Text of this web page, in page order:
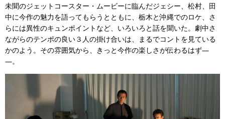
未聞のジェットコースター・ムービーに臨んだジェシー、松村、田
中に今作の魅力を語ってもらうとともに、栃木と沖縄でのロケ、さ
らには異性のキュンポイントなど、いろいろと話を聞いた。劇中さ
ながらのテンポの良い３人の掛け合いは、まるでコントを見ている
かのよう。その雰囲気から、きっと今作の楽しさが伝わるはず―
―。